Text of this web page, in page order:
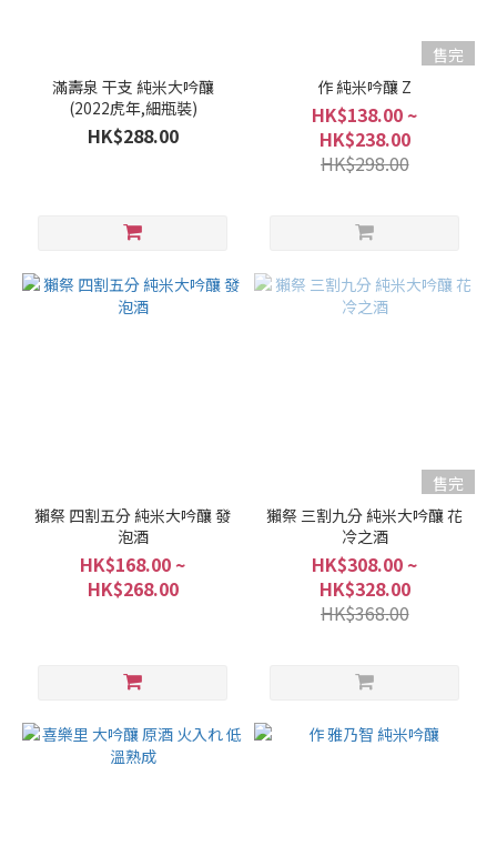
滿壽泉 干支 純米大吟釀
(2022虎年,細瓶裝)
HK$288.00
售完
作 純米吟釀 Z
HK$138.00 ~
HK$238.00
HK$298.00
獺祭 四割五分 純米大吟釀 發
泡酒
HK$168.00 ~
HK$268.00
售完
獺祭 三割九分 純米大吟釀 花
冷之酒
HK$308.00 ~
HK$328.00
HK$368.00